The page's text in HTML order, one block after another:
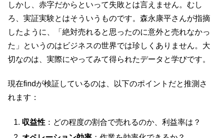
しかし、赤字だからといって失敗とは言えません。むし
ろ、実証実験とはそういうものです。森永康平さんが指摘
したように、「絶対売れると思ったのに意外と売れなかっ
た」というのはビジネスの世界では珍しくありません。大
切なのは、実際にやってみて得られたデータと学びです。
現在findが検証しているのは、以下のポイントだと推測さ
れます：
収益性 ：どの程度の割合で売れるのか、利益率は？